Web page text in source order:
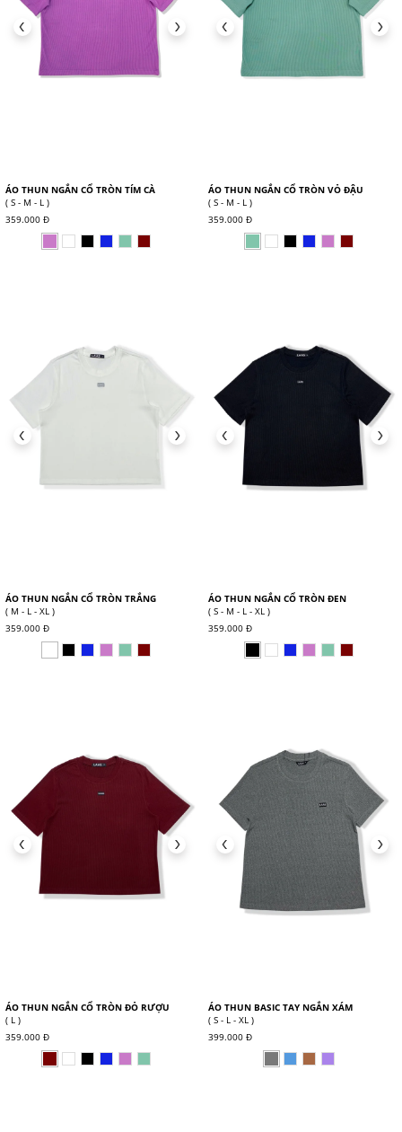
ÁO THUN NGẮN CỔ TRÒN TÍM CÀ
( S - M - L )
359.000 Đ
ÁO THUN NGẮN CỔ TRÒN VỎ ĐẬU
( S - M - L )
359.000 Đ
ÁO THUN NGẮN CỔ TRÒN TRẮNG
( M - L - XL )
359.000 Đ
ÁO THUN NGẮN CỔ TRÒN ĐEN
( S - M - L - XL )
359.000 Đ
ÁO THUN NGẮN CỔ TRÒN ĐỎ RƯỢU
( L )
359.000 Đ
ÁO THUN BASIC TAY NGẮN XÁM
( S - L - XL )
399.000 Đ